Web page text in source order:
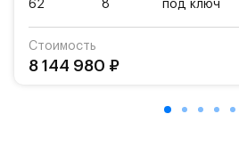
осуществляется по
62
8
под ключ
Стоимость
8 144 980 ₽